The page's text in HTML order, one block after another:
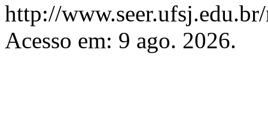
http://
Acesso em: 9 ago. 2026.